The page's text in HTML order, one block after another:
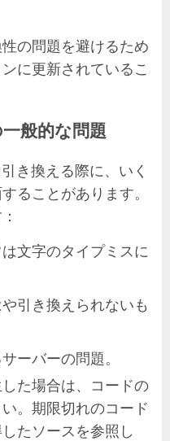
の問題を避けるため
に更新されているこ
般的な問題
き換える際に、いく
ることがあります。
文字のタイプミスに
引き換えられないも
ーバーの問題。
た場合は、コードの
。期限切れのコード
たソースを参照し